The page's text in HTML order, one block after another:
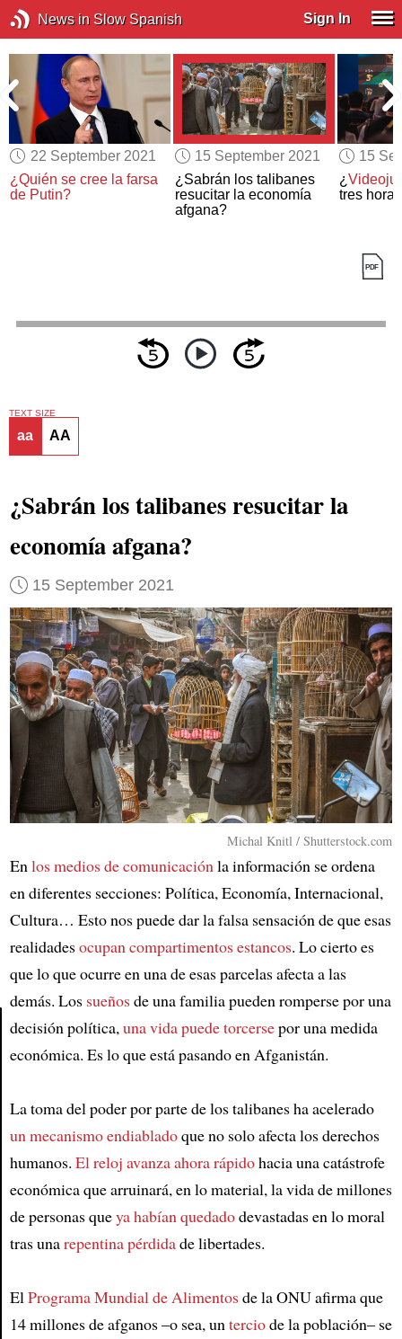
News in Slow Spanish Sign In
22 September 2021
¿Quién se cree la farsa
de Putin?
15 September 2021
¿Sabrán los talibanes
resucitar la economía
afgana?
15
¿
tres
Article
TEXT SIZE
aa AA
¿Sabrán los talibanes resucitar la
economía afgana?
15 September 2021
Michal Knitl / Shutterstock.com
Enlos medios de comunicaciónla información se ordena
en diferentes secciones: Política, Economía, Internacional,
Cultura… Esto nos puede dar la falsa sensación de que esas
realidadesocupan compartimentos estancos. Lo cierto es
que lo que ocurre en una de esas parcelas afecta a las
demás. Los sueñosde una familia pueden romperse por una
decisión política,una vida puede torcersepor una medida
económica. Es lo que está pasando en Afganistán.
La toma del poder por parte de los talibanes ha acelerado
un mecanismo endiabladoque no solo afecta los derechos
humanos. El reloj avanza ahora rápidohacia una catástrofe
económica que arruinará, en lo material, la vida de millones
de personas queya habían quedadodevastadas en lo moral
tras unarepentina pérdidade libertades.
ElPrograma Mundial de Alimentosde la ONU afirma que
14 millones de afganos –o sea, unterciode la población– se